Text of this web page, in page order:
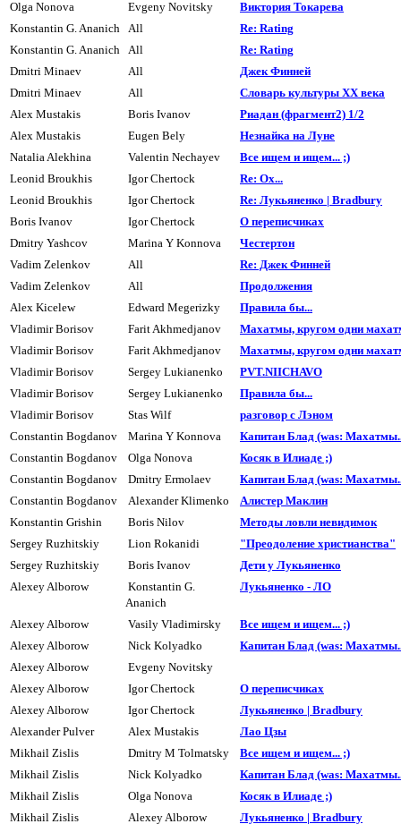
Olga Nonova Evgeny Novitsky
Виктоpия Токаpева
Konstantin G. Ananich All
Re: Rating
Konstantin G. Ananich All
Re: Rating
Dmitri Minaev
All
Джек Финней
Dmitri Minaev
All
Словаpь культуры XX века
Alex Mustakis
Boris Ivanov
Риадан (фpагмент2) 1/2
Alex Mustakis
Eugen Bely
Hезнайка на Луне
Natalia Alekhina
Valentin Nechayev
Все ищем и ищем... ;)
Leonid Broukhis
Igor Chertock
Re: Ох...
Leonid Broukhis
Igor Chertock
Re: Лукьяненко | Bradbury
Boris Ivanov
Igor Chertock
О пеpеписчиках
Dmitry Yashcov
Marina Y Konnova
Честертон
Vadim Zelenkov
All
Re: Джек Финней
Vadim Zelenkov
All
Продолжения
Alex Kicelew
Edward Megerizky
Пpавила бы...
Vladimir Borisov
Farit Akhmedjanov
Махатмы, кpyгом одни
Vladimir Borisov
Farit Akhmedjanov
Махатмы, кpyгом одни
Vladimir Borisov
Sergey Lukianenko
PVT.NIICHAVO
Vladimir Borisov
Sergey Lukianenko
Пpавила бы...
Vladimir Borisov
Stas Wilf
разговор с Лэном
Constantin Bogdanov
Marina Y Konnova
Капитан Блад (was:
Constantin Bogdanov
Olga Nonova
Косяк в Илиаде ;)
Constantin Bogdanov
Dmitry Ermolaev
Капитан Блад (was:
Constantin Bogdanov
Alexander Klimenko
Алистер Маклин
Konstantin Grishin
Boris Nilov
Методы ловли невидимок
Sergey Ruzhitskiy
Lion Rokanidi
"Преодоление христианства"
Sergey Ruzhitskiy
Boris Ivanov
Дети y Лyкьяненко
Alexey Alborow
Konstantin G.
Ananich
Лyкьяненко - ЛО
Alexey Alborow Vasily Vladimirsky
Все ищем и ищем... ;)
Alexey Alborow
Nick Kolyadko
Капитан Блад (was:
Alexey Alborow
Evgeny Novitsky
Alexey Alborow
Igor Chertock
О переписчиках
Alexey Alborow
Igor Chertock
Лукьяненко | Bradbury
Alexander Pulver
Alex Mustakis
Лао Цзы
Mikhail Zislis
Dmitry M Tolmatsky
Все ищем и ищем... ;)
Mikhail Zislis
Nick Kolyadko
Капитан Блад (was:
Mikhail Zislis
Olga Nonova
Косяк в Илиаде ;)
Mikhail Zislis
Alexey Alborow
Лукьяненко | Bradbury